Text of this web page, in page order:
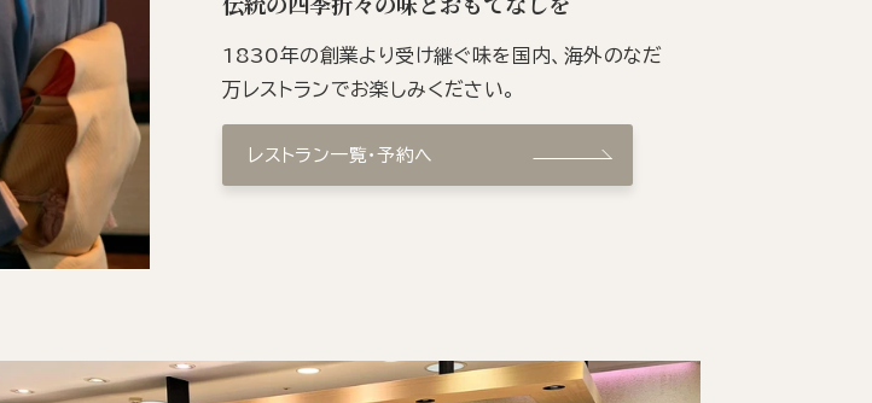
1830年の創業より受け継ぐ味を国内、海外のなだ
万レストランでお楽しみください。
レストラン一覧・予約へ